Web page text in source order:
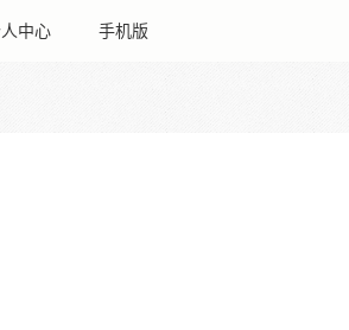
中心 手机版